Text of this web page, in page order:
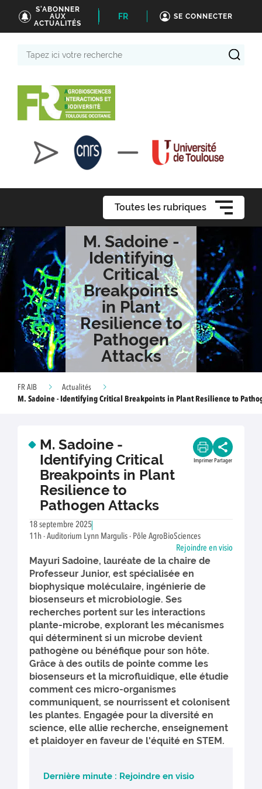
S'ABONNER
AUX
ACTUALITÉS
FR SE CONNECTER
Toutes les rubriques
M. Sadoine -
Identifying
Critical
Breakpoints
in Plant
Resilience to
Pathogen
Attacks
FR AIB
Actualités
M. Sadoine - Identifying Critical Breakpoints in Plant Resilience to
M. Sadoine -
Identifying Critical
Breakpoints in Plant
Resilience to
Pathogen Attacks
Imprimer Partager
18 septembre 2025
11h - Auditorium Lynn Margulis - Pôle AgroBioSciences
Rejoindre en visio
Mayuri Sadoine, lauréate de la chaire de
Professeur Junior, est spécialisée en
biophysique moléculaire, ingénierie de
biosenseurs et microbiologie. Ses
recherches portent sur les interactions
plante-microbe, explorant les mécanismes
qui déterminent si un microbe devient
pathogène ou bénéfique pour son hôte.
Grâce à des outils de pointe comme les
biosenseurs et la microfluidique, elle étudie
comment ces micro-organismes
communiquent, se nourrissent et colonisent
les plantes. Engagée pour la diversité en
science, elle allie recherche, enseignement
et plaidoyer en faveur de l'équité en STEM.
Dernière minute : Rejoindre en visio